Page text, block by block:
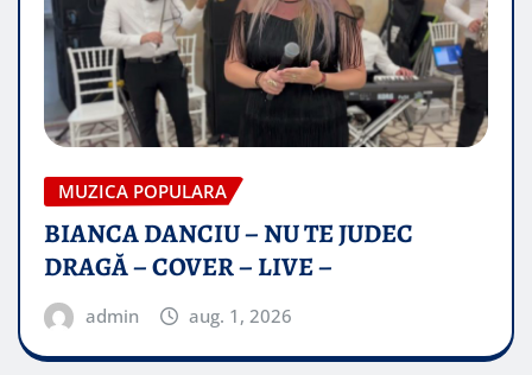
MUZICA POPULARA
BIANCA DANCIU – NU TE JUDEC
DRAGĂ – COVER – LIVE –
admin aug. 1, 2026